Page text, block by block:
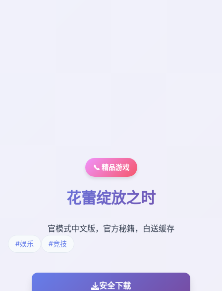
📞 精品游戏
花蕾绽放之时
官模式中文版，官方秘籍，白送缓存
#娱乐 #竞技
安全下载